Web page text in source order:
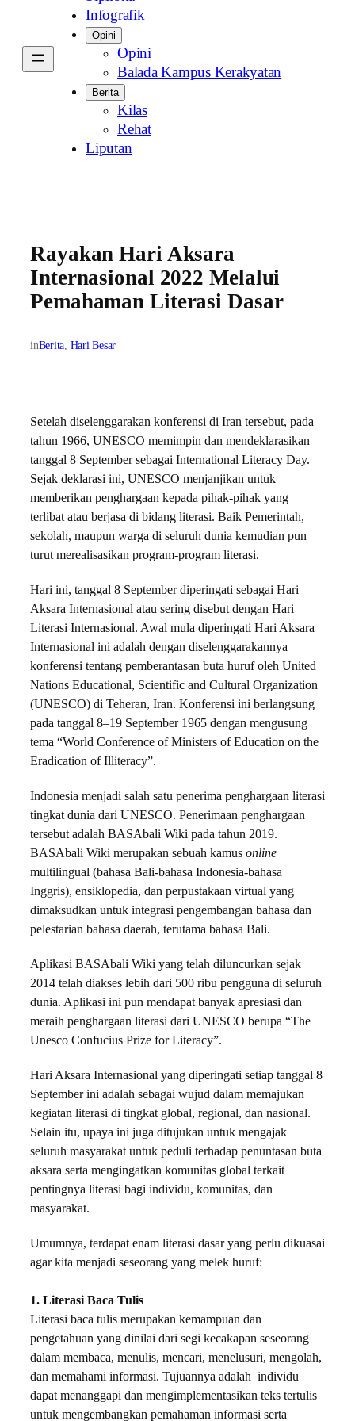
Infografik
Opini
Opini
Balada Kampus Kerakyatan
Berita
Kilas
Rehat
Liputan
Rayakan Hari Aksara
Internasional 2022 Melalui
Pemahaman Literasi Dasar
inBerita, Hari Besar
Setelah diselenggarakan konferensi di Iran tersebut, pada
tahun 1966, UNESCO memimpin dan mendeklarasikan
tanggal 8 September sebagai International Literacy Day.
Sejak deklarasi ini, UNESCO menjanjikan untuk
memberikan penghargaan kepada pihak-pihak yang
terlibat atau berjasa di bidang literasi. Baik Pemerintah,
sekolah, maupun warga di seluruh dunia kemudian pun
turut merealisasikan program-program literasi.
Hari ini, tanggal 8 September diperingati sebagai Hari
Aksara Internasional atau sering disebut dengan Hari
Literasi Internasional. Awal mula diperingati Hari Aksara
Internasional ini adalah dengan diselenggarakannya
konferensi tentang pemberantasan buta huruf oleh United
Nations Educational, Scientific and Cultural Organization
(UNESCO) di Teheran, Iran. Konferensi ini berlangsung
pada tanggal 8–19 September 1965 dengan mengusung
tema “World Conference of Ministers of Education on the
Eradication of Illiteracy”.
Indonesia menjadi salah satu penerima penghargaan literasi
tingkat dunia dari UNESCO. Penerimaan penghargaan
tersebut adalah BASAbali Wiki pada tahun 2019.
BASAbali Wiki merupakan sebuah kamus online
multilingual (bahasa Bali-bahasa Indonesia-bahasa
Inggris), ensiklopedia, dan perpustakaan virtual yang
dimaksudkan untuk integrasi pengembangan bahasa dan
pelestarian bahasa daerah, terutama bahasa Bali.
Aplikasi BASAbali Wiki yang telah diluncurkan sejak
2014 telah diakses lebih dari 500 ribu pengguna di seluruh
dunia. Aplikasi ini pun mendapat banyak apresiasi dan
meraih penghargaan literasi dari UNESCO berupa “The
Unesco Confucius Prize for Literacy”.
Hari Aksara Internasional yang diperingati setiap tanggal 8
September ini adalah sebagai wujud dalam memajukan
kegiatan literasi di tingkat global, regional, dan nasional.
Selain itu, upaya ini juga ditujukan untuk mengajak
seluruh masyarakat untuk peduli terhadap penuntasan buta
aksara serta mengingatkan komunitas global terkait
pentingnya literasi bagi individu, komunitas, dan
masyarakat.
Umumnya, terdapat enam literasi dasar yang perlu dikuasai
agar kita menjadi seseorang yang melek huruf:
1. Literasi Baca Tulis
Literasi baca tulis merupakan kemampuan dan
pengetahuan yang dinilai dari segi kecakapan seseorang
dalam membaca, menulis, mencari, menelusuri, mengolah,
dan memahami informasi. Tujuannya adalah individu
dapat menanggapi dan mengimplementasikan teks tertulis
untuk mengembangkan pemahaman informasi serta